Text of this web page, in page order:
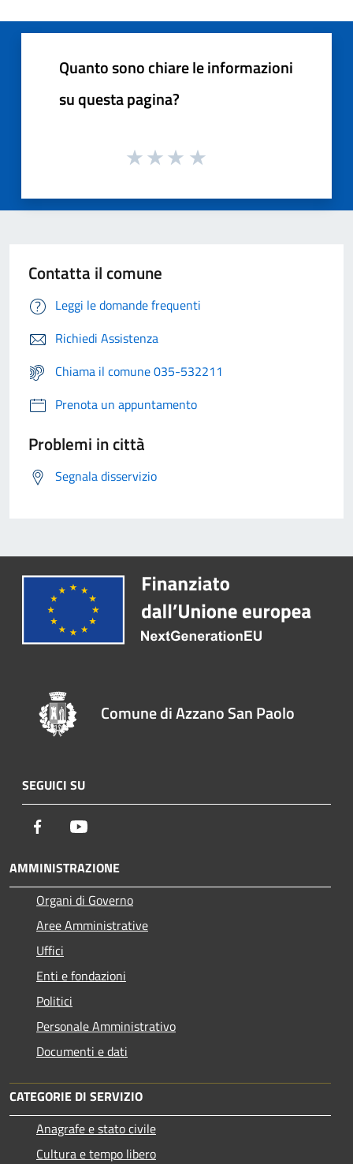
Quanto sono chiare le informazioni
su questa pagina?
Contatta il comune
Leggi le domande frequenti
Richiedi Assistenza
Chiama il comune 035-532211
Prenota un appuntamento
Problemi in città
Segnala disservizio
Comune di Azzano San Paolo
SEGUICI SU
Facebook
AMMINISTRAZIONE
Organi di Governo
Aree Amministrative
Uffici
Enti e fondazioni
Politici
Personale Amministrativo
Documenti e dati
CATEGORIE DI SERVIZIO
Anagrafe e stato civile
Cultura e tempo libero